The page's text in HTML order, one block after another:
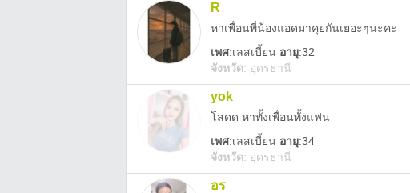
R
หาเพื่อนพี่น้องแอดมาคุยกันเยอะๆนะคะ
เพศ:เลสเบี้ยน อายุ:32
จังหวัด: อุดรธานี
yok
โสดด หาทั้งเพื่อนทั้งแฟน
เพศ:เลสเบี้ยน อายุ:34
จังหวัด: อุดรธานี
อร